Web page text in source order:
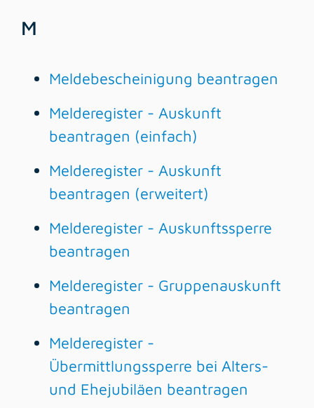
M
Meldebescheinigung beantragen
Melderegister - Auskunft
beantragen (einfach)
Melderegister - Auskunft
beantragen (erweitert)
Melderegister - Auskunftssperre
beantragen
Melderegister - Gruppenauskunft
beantragen
Melderegister -
Übermittlungssperre bei Alters-
und Ehejubiläen beantragen